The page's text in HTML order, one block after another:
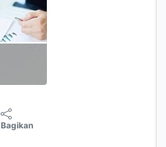
Bagikan